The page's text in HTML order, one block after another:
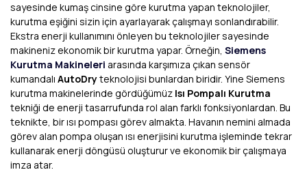
sayesinde kumaş cinsine göre kurutma yapan teknolojiler,
kurutma eşiğini sizin için ayarlayarak çalışmayı sonlandırabilir.
Ekstra enerji kullanımını önleyen bu teknolojiler sayesinde
makineniz ekonomik bir kurutma yapar. Örneğin, Siemens
Kurutma Makineleri arasında karşımıza çıkan sensör
kumandalı AutoDryteknolojisi bunlardan biridir. Yine Siemens
kurutma makinelerinde gördüğümüz Isı Pompalı Kurutma
tekniği de enerji tasarrufunda rol alan farklı fonksiyonlardan. Bu
teknikte, bir ısı pompası görev almakta. Havanın nemini almada
görev alan pompa oluşan ısı enerjisini kurutma işleminde tekrar
kullanarak enerji döngüsü oluşturur ve ekonomik bir çalışmaya
imza atar.